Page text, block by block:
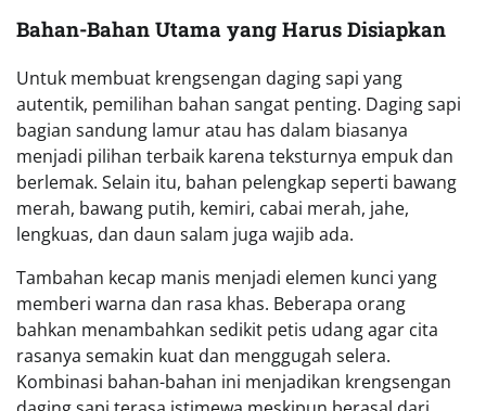
Bahan-Bahan Utama yang Harus Disiapkan
Untuk membuat krengsengan daging sapi yang
autentik, pemilihan bahan sangat penting. Daging sapi
bagian sandung lamur atau has dalam biasanya
menjadi pilihan terbaik karena teksturnya empuk dan
berlemak. Selain itu, bahan pelengkap seperti bawang
merah, bawang putih, kemiri, cabai merah, jahe,
lengkuas, dan daun salam juga wajib ada.
Tambahan kecap manis menjadi elemen kunci yang
memberi warna dan rasa khas. Beberapa orang
bahkan menambahkan sedikit petis udang agar cita
rasanya semakin kuat dan menggugah selera.
Kombinasi bahan-bahan ini menjadikan krengsengan